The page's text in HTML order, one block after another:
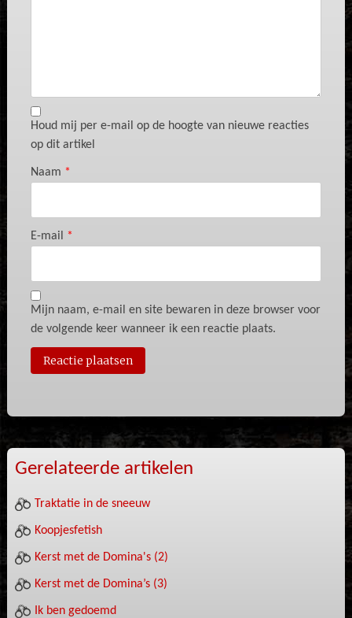
Houd mij per e-mail op de hoogte van nieuwe reacties
op dit artikel
Naam *
E-mail *
Mijn naam, e-mail en site bewaren in deze browser voor
de volgende keer wanneer ik een reactie plaats.
Gerelateerde artikelen
Traktatie in de sneeuw
Koopjesfetish
Kerst met de Domina's (2)
Kerst met de Domina’s (3)
Ik ben gedoemd